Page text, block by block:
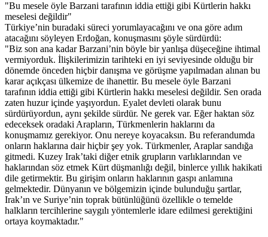
"Bu mesele öyle Barzani tarafının iddia ettiği gibi Kürtlerin hakkı
meselesi değildir"
Türkiye’nin buradaki süreci yorumlayacağını ve ona göre adım
atacağını söyleyen Erdoğan, konuşmasını şöyle sürdürdü:
"Biz son ana kadar Barzani’nin böyle bir yanlışa düşeceğine ihtimal
vermiyorduk. İlişkilerimizin tarihteki en iyi seviyesinde olduğu bir
dönemde önceden hiçbir danışma ve görüşme yapılmadan alınan bu
karar açıkçası ülkemize de ihanettir. Bu mesele öyle Barzani
tarafının iddia ettiği gibi Kürtlerin hakkı meselesi değildir. Sen orada
zaten huzur içinde yaşıyordun. Eyalet devleti olarak bunu
sürdürüyordun, aynı şekilde sürdür. Ne gerek var. Eğer haktan söz
edeceksek oradaki Arapların, Türkmenlerin haklarını da
konuşmamız gerekiyor. Onu nereye koyacaksın. Bu referandumda
onların haklarına dair hiçbir şey yok. Türkmenler, Araplar sandığa
gitmedi. Kuzey Irak’taki diğer etnik grupların varlıklarından ve
haklarından söz etmek Kürt düşmanlığı değil, binlerce yıllık hakikati
dile getirmektir. Bu girişim onların haklarının gaspı anlamına
gelmektedir. Dünyanın ve bölgemizin içinde bulunduğu şartlar,
Irak’ın ve Suriye’nin toprak bütünlüğünü özellikle o temelde
halkların tercihlerine saygılı yöntemlerle idare edilmesi gerektiğini
ortaya koymaktadır."